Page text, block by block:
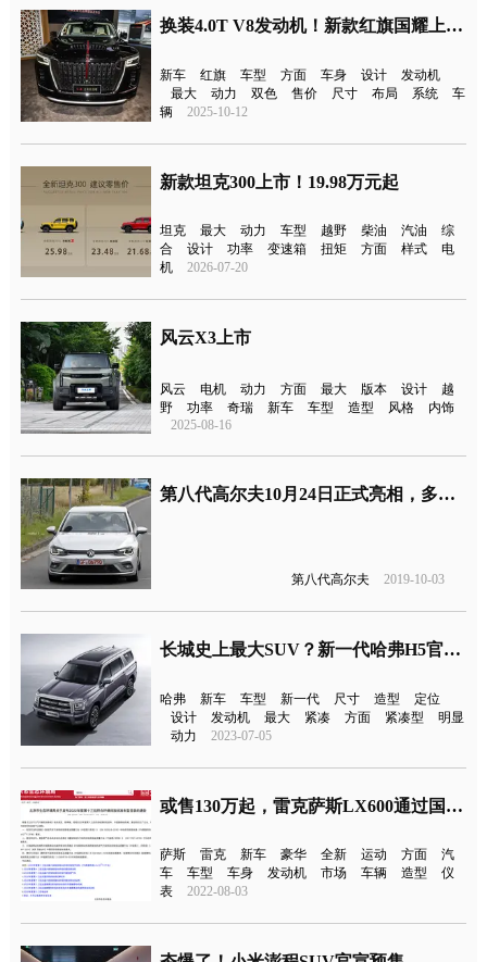
换装4.0T V8发动机！新款红旗国耀上市售156万起
新车 红旗 车型 方面 车身 设计
发动机
最大
动力 双色 售价 尺寸 布局 系统
车
辆
2025-10-12
新款坦克300上市！19.98万元起
坦克 最大 动力 车型 越野 柴油 汽油
综
合
设计 功率 变速箱 扭矩 方面 样式
电
机
2026-07-20
风云X3上市
风云 电机 动力 方面 最大 版本 设计
越
野
功率 奇瑞 新车 车型 造型 风格
内饰
2025-08-16
第八代高尔夫10月24日正式亮相，多种动力可供可选
第八代高尔夫 2019-10-03
长城史上最大SUV？新一代哈弗H5官图公布
哈弗 新车 车型 新一代 尺寸 造型
定位
设计
发动机 最大 紧凑 方面 紧凑型
明显
动力
2023-07-05
或售130万起，雷克萨斯LX600通过国六b排放
萨斯 雷克 新车 豪华 全新 运动 方面
汽
车
车型 车身 发动机 市场 车辆 造型
仪
表
2022-08-03